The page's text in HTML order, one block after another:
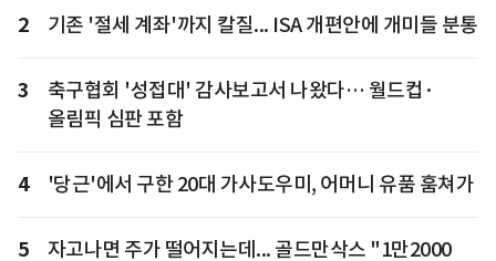
2 기존 '절세 계좌'까지 칼질... ISA 개편안에 개미들 분통
3
축구협회 '성접대' 감사보고서 나왔다… 월드컵·
올림픽 심판 포함
4 '당근'에서 구한 20대 가사도우미, 어머니 유품 훔쳐가
5
자고나면 주가 떨어지는데... 골드만삭스 "1만2000